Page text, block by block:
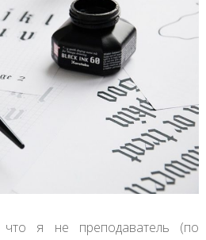
я не преподаватель (по